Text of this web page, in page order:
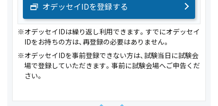
オデッセイIDを登録する
※オデッセイIDは繰り返し利用できます。すでにオデッセイ
IDをお持ちの方は、再登録の必要はありません。
※オデッセイIDを事前登録できない方は、試験当日に試験会
場で登録していただきます。事前に試験会場へご申告くだ
さい。